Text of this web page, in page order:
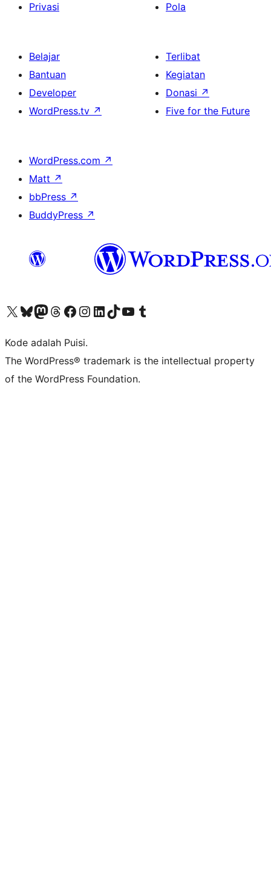
Privasi
Pola
Belajar
Bantuan
Developer
WordPress.tv ↗
Terlibat
Kegiatan
Donasi ↗
Five for the Future
WordPress.com ↗
Matt ↗
bbPress ↗
BuddyPress ↗
Kunjungi akun X (sebelumnya Twitter) kamiVisit our Bluesky account
Kunjungi akun Mastodon kami
Visit our Threads account
Kunjungi halaman Facebook kamiKunjungi akun Instagram kamiKunjungi akun LinkedIn kami
Visit our TikTok account
Kunjungi channel YouTube kamiVisit our Tumblr account
Kode adalah Puisi.
The WordPress® trademark is the intellectual property
of the WordPress Foundation.